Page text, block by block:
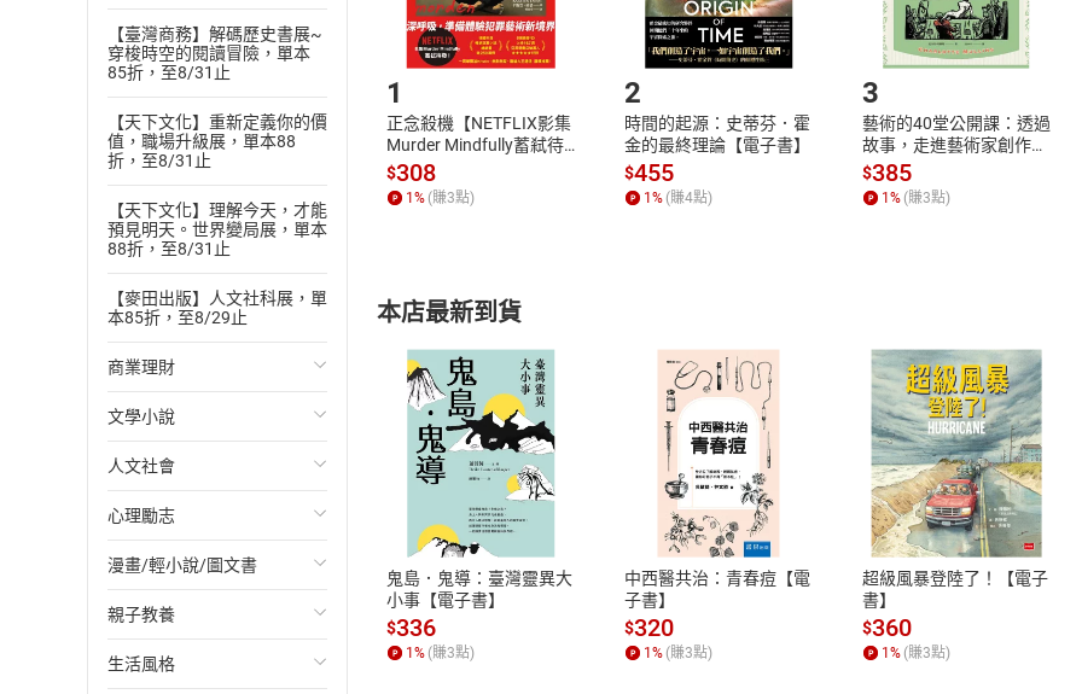
【臺灣商務】解碼歷史書展~
穿梭時空的閱讀冒險，單本
85折，至8/31止
【天下文化】重新定義你的價
值，職場升級展，單本88
折，至8/31止
【天下文化】理解今天，才能
預見明天。世界變局展，單本
88折，至8/31止
【麥田出版】人文社科展，單
本85折，至8/29止
商業理財
投資理財
經濟/趨勢
財務/金融
管理/領導
職場工作術
成功法
文學小說
歐美文學
日本文學
韓國文學
華文文學
經典文學
人文社會
國際關係
政治
社會科學
台灣/中國歷史
心理勵志
心靈成長/情緒
人際關係
兩性關係
漫畫/輕小說/圖文書
輕小說
奇幻/科幻
親子教養
教育現場
生活風格
Step1.選擇閱讀載具 Step2.登入
付款方式
ATM轉帳、信用卡、LINE PAY、AFTEE
退換貨規範
本店是否提供消費者保護法七日猶
之權利，遽消費者保護法及通訊交
除權合理例外情事適用準則，依商
質各有不同規定。詳細退換貨說明
照各商品說明。
1
正念殺機【NETFLIX影集
Murder Mindfully蓄弒待
發】【電子書】
$308
1 % (賺3點)
2
時間的起源：史蒂芬．霍
金的最終理論【電子書】
$455
1 % (賺4點)
3
藝術的40堂公開課：透過
故事，走進藝術家創作現
場，看藝術如何誕生、如
何形塑人類生活【電子
書】
$385
1 % (賺3點)
本店最新到貨
鬼島．鬼導：臺灣靈異大
小事【電子書】
$336
1 % (賺3點)
中西醫共治：青春痘【電
子書】
$320
1 % (賺3點)
超級風暴登陸了！【電子
書】
$360
1 % (賺3點)